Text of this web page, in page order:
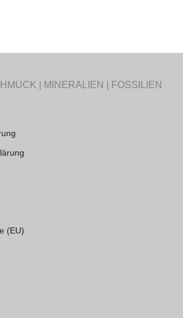
| MINERALIEN | FOSSILIEN
(EU)